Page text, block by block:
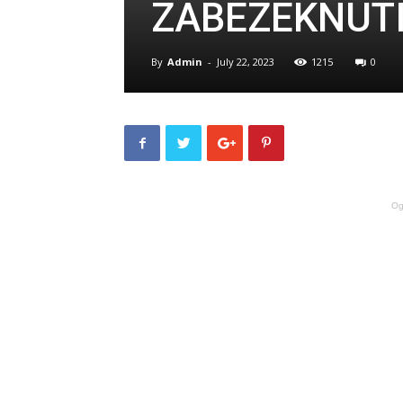
ZABEZEKNUTI
By Admin - July 22, 2023 1215 0